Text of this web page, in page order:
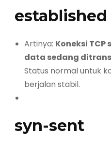
established
Artinya: Koneksi
data sedang
Status normal untuk
berjalan stabil.
syn-sent